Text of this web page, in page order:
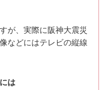
が、実際に阪神大震災
などにはテレビの縦線
は